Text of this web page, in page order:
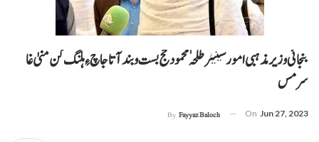
بنجائی وزیر مذہبی امور سینیٹر طلحہٰ محمود حج بست وبند آتا جاچ ءِ ہلنگ کن منیٰ غا
سرمس
By Fayyaz Baloch On Jun 27, 2023